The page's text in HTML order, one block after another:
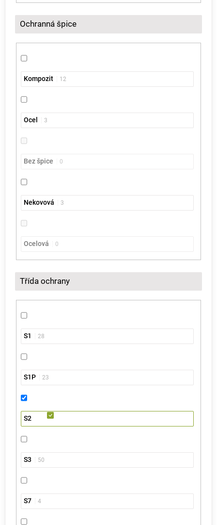
Ochranná špice
Kompozit 12
Ocel 3
Bez špice 0
Nekovová 3
Ocelová 0
Třída ochrany
S1 28
S1P 23
S2
S3 50
S7 4